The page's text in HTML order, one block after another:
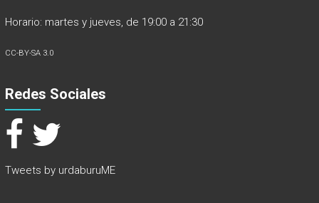
Horario: martes y jueves, de 19:00 a 21:30
CC-BY-SA 3.0
Redes Sociales
Tweets by urdaburuME